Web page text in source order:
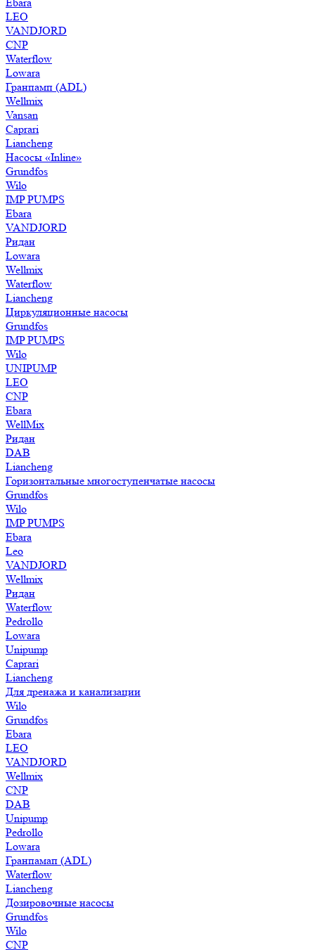
LEO
VANDJORD
CNP
Waterflow
Lowara
Гранпамп (ADL)
Wellmix
Vansan
Caprari
Liancheng
Насосы «Inline»
Grundfos
Wilo
IMP PUMPS
Ebara
VANDJORD
Ридан
Lowara
Wellmix
Waterflow
Liancheng
Циркуляционные насосы
Grundfos
IMP PUMPS
Wilo
UNIPUMP
LEO
CNP
Ebara
WellMix
Ридан
DAB
Liancheng
Горизонтальные многоступенчатые насосы
Grundfos
Wilo
IMP PUMPS
Ebara
Leo
VANDJORD
Wellmix
Ридан
Waterflow
Pedrollo
Lowara
Unipump
Caprari
Liancheng
Для дренажа и канализации
Wilo
Grundfos
Ebara
LEO
VANDJORD
Wellmix
CNP
DAB
Unipump
Pedrollo
Lowara
Гранпамап (ADL)
Waterflow
Liancheng
Дозировочные насосы
Grundfos
Wilo
CNP